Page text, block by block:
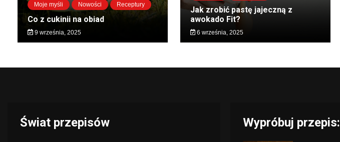
Moje myśli Nowości Receptury
Co z cukinii na obiad
9 września, 2025
Jak zrobić pastę jajeczną z
awokado Fit?
6 września, 2025
Świat przepisów Wypróbuj przepis: